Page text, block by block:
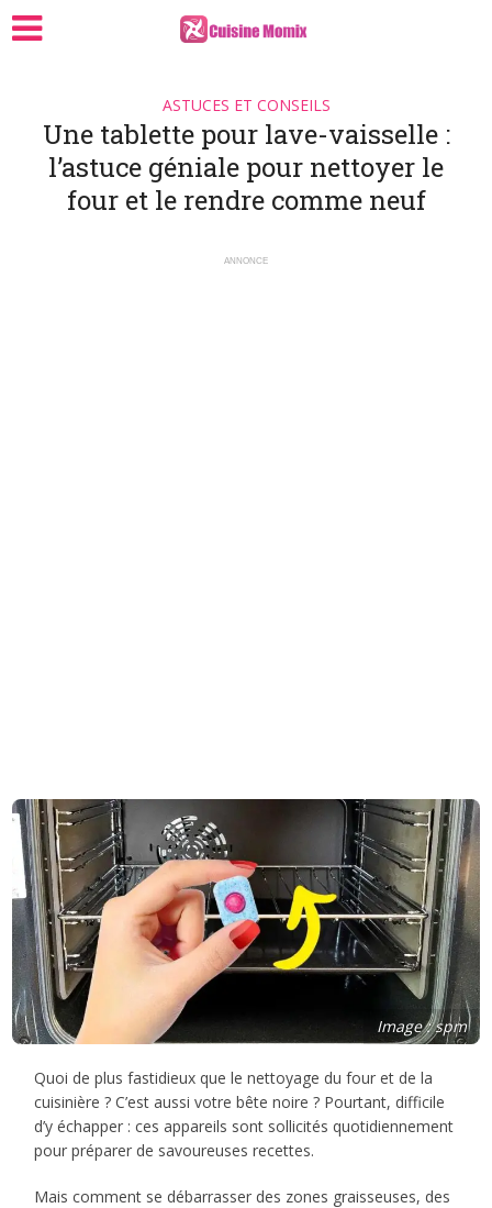
ASTUCES ET CONSEILS
Une tablette pour lave-vaisselle :
l’astuce géniale pour nettoyer le
four et le rendre comme neuf
ANNONCE
Image : spm
Quoi de plus fastidieux que le nettoyage du four et de la
cuisinière ? C’est aussi votre bête noire ? Pourtant, difficile
d’y échapper : ces appareils sont sollicités quotidiennement
pour préparer de savoureuses recettes.
Mais comment se débarrasser des zones graisseuses, des